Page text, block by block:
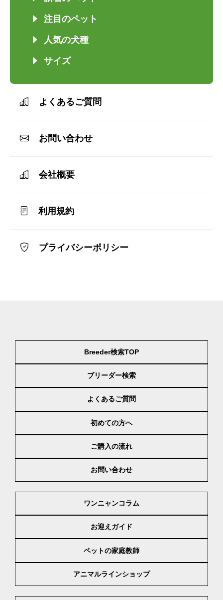
注目のペット
人気の犬種
サイズ
よくあるご質問
お問い合わせ
会社概要
利用規約
プライバシーポリシー
Breeder検索TOP
ブリーダー検索
よくあるご質問
初めての方へ
ご購入の流れ
お問い合わせ
ワンニャンコラム
お迎えガイド
ペットの家庭教師
アニマルラインショップ